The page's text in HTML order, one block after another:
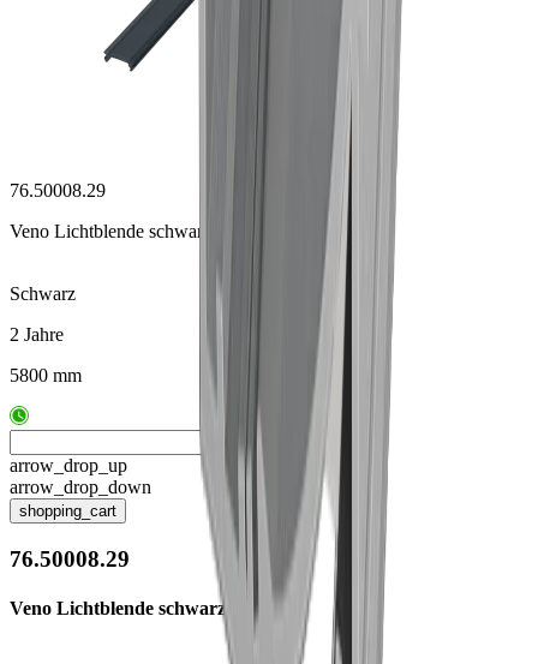
76.50008.29
Veno Lichtblende schwarz, 6m
Schwarz
2 Jahre
5800 mm
arrow_drop_up
arrow_drop_down
shopping_cart
76.50008.29
Veno Lichtblende schwarz, 6m